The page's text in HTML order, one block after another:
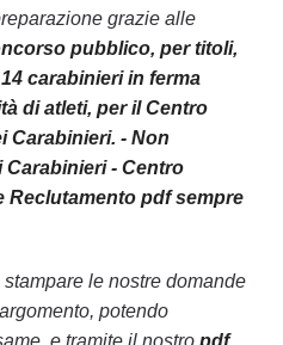
grazie alle
pubblico, per titoli,
carabinieri in ferma
di atleti, per il Centro
Carabinieri. - Non
Carabinieri - Centro
Reclutamento pdf sempre
le nostre domande
potendo
e tramite il nostro pdf